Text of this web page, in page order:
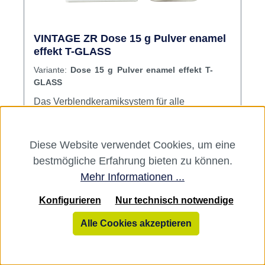
VINTAGE ZR Dose 15 g Pulver enamel
effekt T-GLASS
Variante: Dose 15 g Pulver enamel effekt T-
GLASS
Das Verblendkeramiksystem für alle
Einstieg in die VINTAGE ZR Technik! Dieses
Sortiment enthält alle erforderlichen
Komponenten für die Reproduktion ästhetisch
die Farbgruppen A und B VINTAGE ZR CD
Set: Die praktische Ergänzungskomponente
zur Vervollständigung des VINTAGE ZR AB
Hersteller:SHOFU
Varianten ab
22,59 €*
Diese Website verwendet Cookies, um eine
bestmögliche Erfahrung bieten zu können.
Mehr Informationen ...
Nur technisch notwendige
Konfigurieren
Alle Cookies akzeptieren